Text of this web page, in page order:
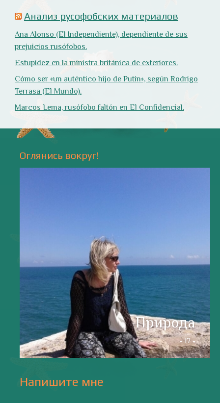
Анализ русофобских материалов
Ana Alonso (El Independiente), dependiente de sus
prejuicios rusófobos.
Estupidez en la ministra británica de exteriores.
Cómo ser «un auténtico hijo de Putin», según Rodrigo
Terrasa (El Mundo).
Marcos Lema, rusófobo faltón en El Confidencial.
Оглянись вокруг!
Природа
- 17 -
Напишите мне